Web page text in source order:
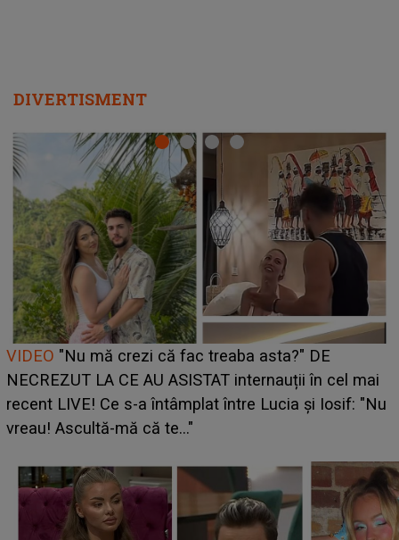
DIVERTISMENT
Cine este Bianca, tânăra clujeancă luată pe scenă la
UNTOLD ONE de Zara Larsson? Aceasta a dezvăluit
ce i-a spus artista suedeză în culise: „Nu am fost
pregătită...”